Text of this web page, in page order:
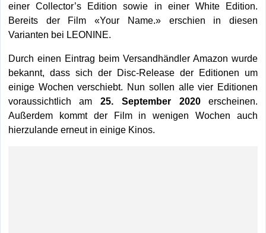
einer Collector’s Edition sowie in einer White Edition.
Bereits der Film «Your Name.» erschien in diesen
Varianten bei LEONINE.
Durch einen Eintrag beim Versandhändler Amazon wurde
bekannt, dass sich der Disc-Release der Editionen um
einige Wochen verschiebt. Nun sollen alle vier Editionen
voraussichtlich am25. September 2020erscheinen.
Außerdem kommt der Film in wenigen Wochen auch
hierzulande erneut in einige Kinos.